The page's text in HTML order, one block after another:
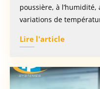
poussière, à
variations de
Lire l'article